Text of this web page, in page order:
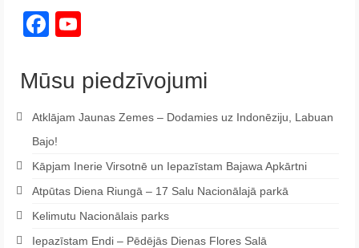
Facebook
Mūsu piedzīvojumi
Atklājam Jaunas Zemes – Dodamies uz Indonēziju, Labuan
Bajo!
Kāpjam Inerie Virsotnē un Iepazīstam Bajawa Apkārtni
Atpūtas Diena Riungā – 17 Salu Nacionālajā parkā
Kelimutu Nacionālais parks
Iepazīstam Endi – Pēdējās Dienas Flores Salā